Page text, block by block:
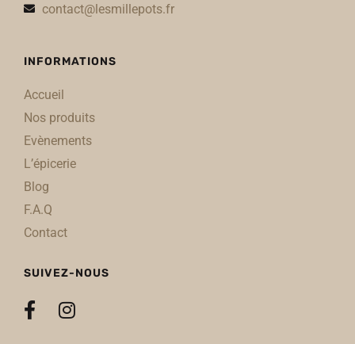
contact@lesmillepots.fr
INFORMATIONS
Accueil
Nos produits
Evènements
L’épicerie
Blog
F.A.Q
Contact
SUIVEZ-NOUS